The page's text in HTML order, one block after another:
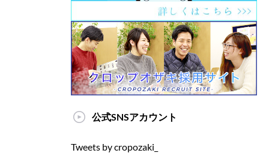
公式SNSアカウント
Tweets by cropozaki_